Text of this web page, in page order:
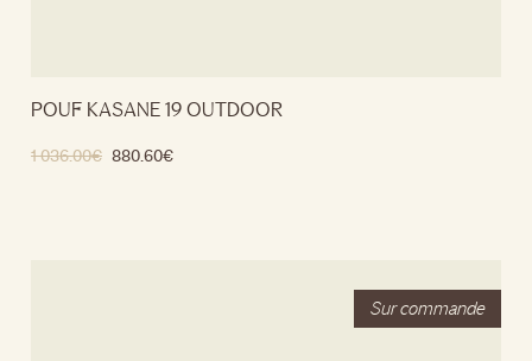
POUF KASANE 19 OUTDOOR
1 036.00€ 880.60€